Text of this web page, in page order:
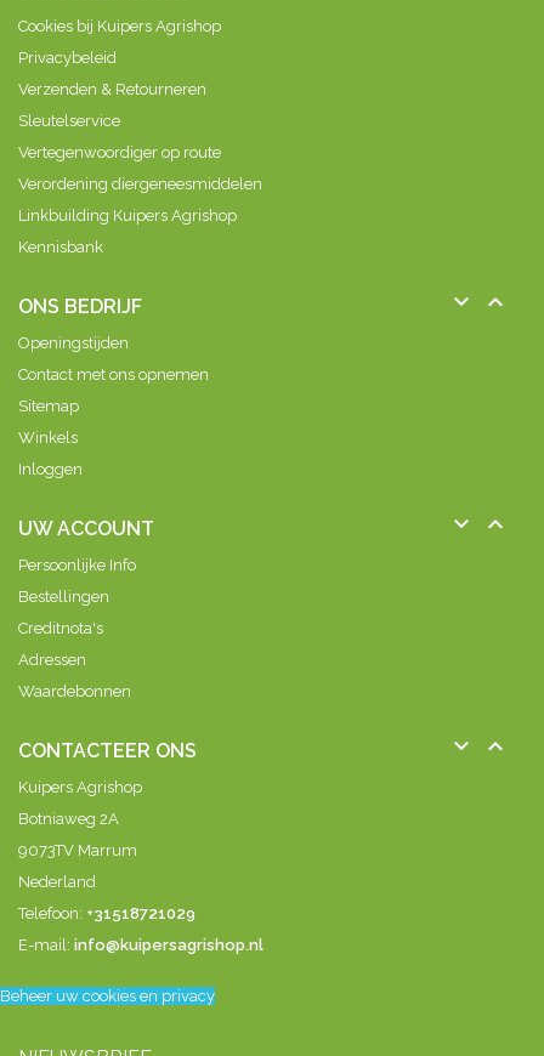
Cookies bij Kuipers Agrishop
Privacybeleid
Verzenden & Retourneren
Sleutelservice
Vertegenwoordiger op route
Verordening diergeneesmiddelen
Linkbuilding Kuipers Agrishop
Kennisbank
ONS BEDRIJF  
Openingstijden
Contact met ons opnemen
Sitemap
Winkels
Inloggen
UW ACCOUNT  
Persoonlijke Info
Bestellingen
Creditnota's
Adressen
Waardebonnen
CONTACTEER ONS  
Kuipers Agrishop
Botniaweg 2A
9073TV Marrum
Nederland
Telefoon: +31518721029
E-mail: info@kuipersagrishop.nl
Beheer uw cookies en privacy